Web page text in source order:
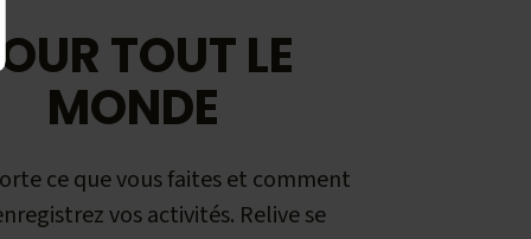
TOUT LE
MONDE
ce que vous faites et comment
vos activités. Relive se